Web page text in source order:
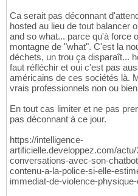
Ca serait pas déconnant
hosted au lieu de tout balancer
and so what... parce qu'à force
montagne de "what". C'est la
déchets, un trou ça disparaît...
faut réfléchir et oui c'est pas
américains de ces sociétés là.
vrais professionnels non ou
En tout cas limiter et ne pas
pas déconnant à ce jour.
https://intelligence-
artificielle.developpez.com/
conversations-avec-son-
contenu-a-la-police-si-elle-
immediat-de-violence-